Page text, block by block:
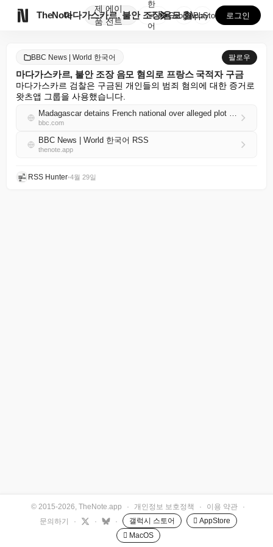
TheNote
제
품
에이
전트
마다가스카르, 불안 조장 음모 혐의로 프랑스 국적자 구...
한
국
어
GooglePlay
AppStore 로그인
BBC News | World 한국어 팔로우
마다가스카르, 불안 조장 음모 혐의로 프랑스 국적자 구금
마다가스카르 검찰은 구금된 개인들의 범죄 혐의에 대한 증거로
왓츠앱 그룹을 사용했습니다.
Madagascar detains French national over alleged plot to stir unrest
bbc.com
BBC News | World 한국어 RSS
thenote.app
RSS Hunter•4월 29일
© 2015-2026, TheNote.app · 개인정보 보호정책 · 이용 약관
·
문의하기
· · · 갤럭시 스토어
 AppStore
 MacOS